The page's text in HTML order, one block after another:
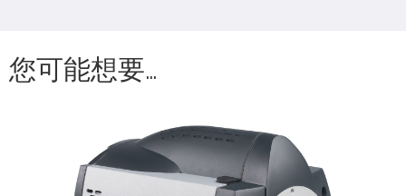
您可能想要…